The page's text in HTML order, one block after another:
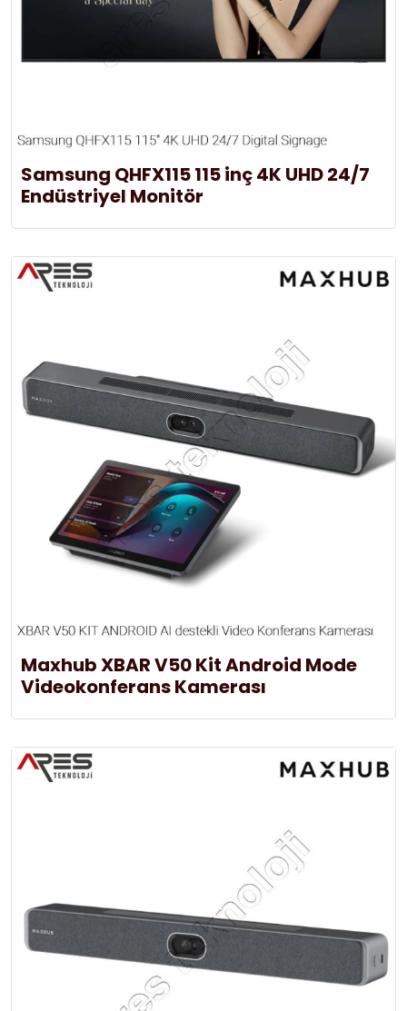
Samsung QHFX115 115 inç 4K UHD 24/7
Endüstriyel Monitör
Maxhub XBAR V50 Kit Android Mode
Videokonferans Kamerası